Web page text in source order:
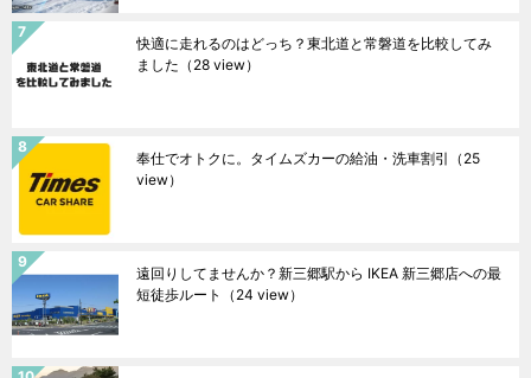
快適に走れるのはどっち？東北道と常磐道を比較してみ
ました （28 view）
奉仕でオトクに。タイムズカーの給油・洗車割引 （25
view）
遠回りしてませんか？新三郷駅から IKEA 新三郷店への最
短徒歩ルート
（24 view）